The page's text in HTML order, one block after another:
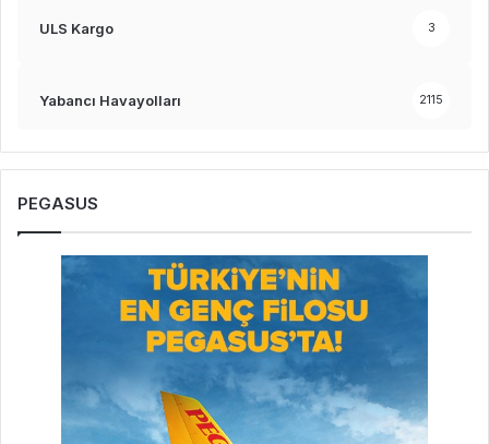
ULS Kargo 3
Yabancı Havayolları 2115
PEGASUS